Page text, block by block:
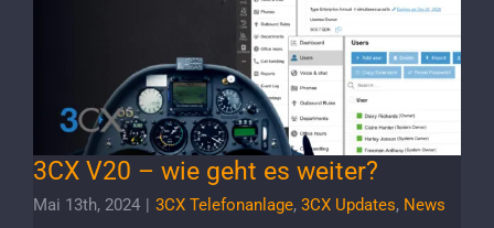
3CX V20 – wie geht es weiter?
3CX V20 – wie geht es weiter?
Mai 13th, 2024 3CX Telefonanlage, 3CX Updates, News